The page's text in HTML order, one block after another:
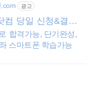
광고
컴 당일 신청&결제
합격가능, 단기완성,
스마트폰 학습가능